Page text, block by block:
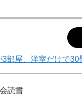
3部屋、洋室だけで
読書